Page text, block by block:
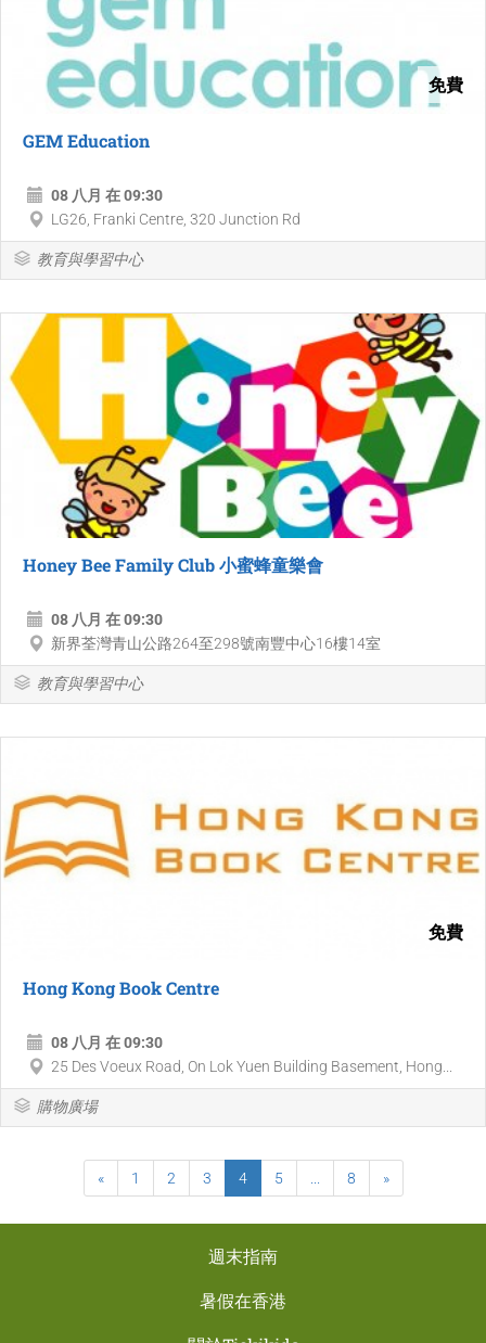
免費
GEM Education
08 八月 在 09:30
LG26, Franki Centre, 320 Junction Rd
教育與學習中心
Honey Bee Family Club 小蜜蜂童樂會
08 八月 在 09:30
新界荃灣青山公路264至298號南豐中心16樓14室
教育與學習中心
免費
Hong Kong Book Centre
08 八月 在 09:30
25 Des Voeux Road, On Lok Yuen Building Basement, Hong...
購物廣場
« 1 2 3 4 5 ... 8 »
週末指南
暑假在香港